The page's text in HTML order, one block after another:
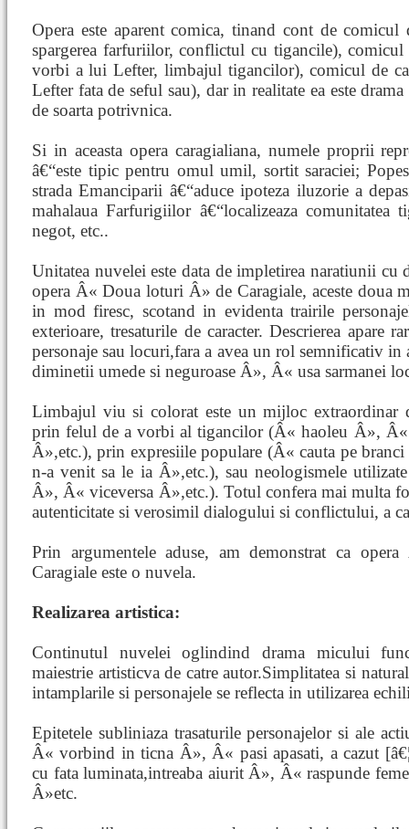
Opera este aparent comica, tinand cont de comicul
spargerea farfuriilor, conflictul cu tigancile),
vorbi a lui Lefter, limbajul tigancilor), comicul de
Lefter fata de seful sau), dar in realitate ea este
de soarta potrivnica.
Si in aceasta opera caragialiana, numele proprii
â€“este tipic pentru omul umil, sortit saraciei;
strada Emanciparii â€“aduce ipoteza iluzorie a
mahalaua Farfurigiilor â€“localizeaza comunitatea
negot, etc..
Unitatea nuvelei este data de impletirea naratiunii cu
opera Â« Doua loturi Â» de Caragiale, aceste doua
in mod firesc, scotand in evidenta trairile
exterioare, tresaturile de caracter. Descrierea apare
personaje sau locuri,fara a avea un rol semnificativ
diminetii umede si neguroase Â», Â« usa sarmanei
Limbajul viu si colorat este un mijloc extraordinar
prin felul de a vorbi al tigancilor (Â« haoleu Â»,
Â»,etc.), prin expresiile populare (Â« cauta pe
n-a venit sa le ia Â»,etc.), sau neologismele
Â», Â« viceversa Â»,etc.). Totul confera mai multa
autenticitate si verosimil dialogului si conflictului, a
Prin argumentele aduse, am demonstrat ca
Caragiale este o nuvela.
Realizarea artistica:
Continutul nuvelei oglindind drama micului
maiestrie artisticva de catre autor.Simplitatea si
intamplarile si personajele se reflecta in utilizarea
Epitetele subliniaza trasaturile personajelor si ale
Â« vorbind in ticna Â», Â« pasi apasati, a cazut
cu fata luminata,intreaba aiurit Â», Â« raspunde
Â»etc.